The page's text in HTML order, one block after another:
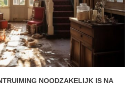
NOODZAKELIJK IS NA